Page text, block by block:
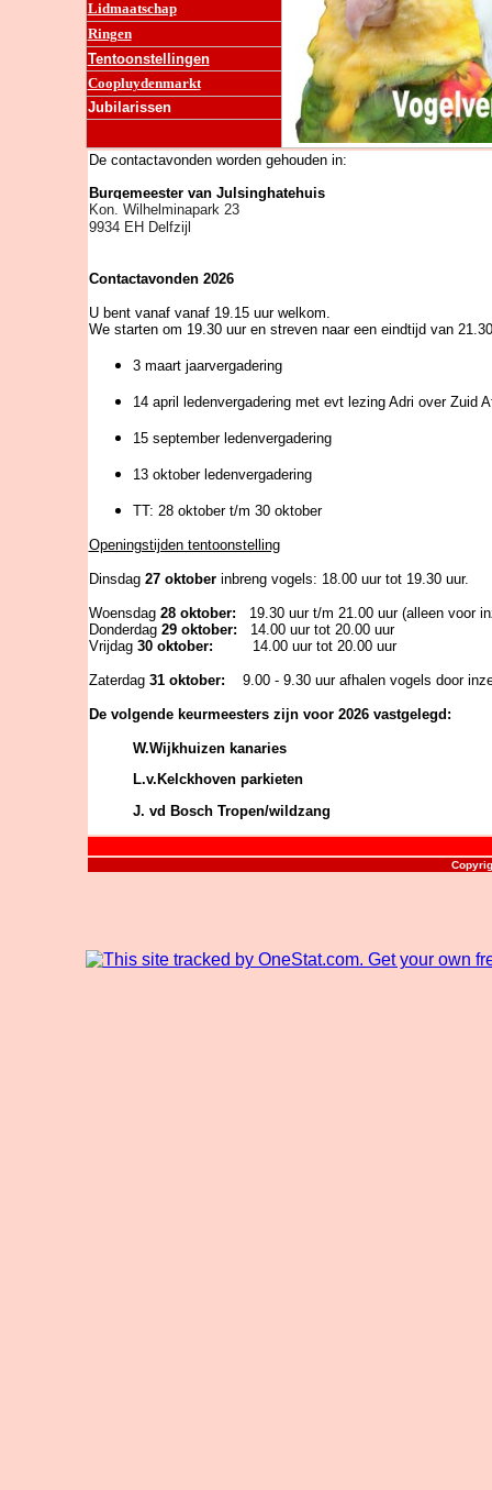
Lidmaatschap
Ringen
Tentoonstellingen
Coopluydenmarkt
Jubilarissen
De contactavonden worden gehouden in:
Burgemeester van Julsinghatehuis
Kon. Wilhelminapark 23
9934 EH Delfzijl
Contactavonden 2026
U bent vanaf vanaf 19.15 uur welkom.
We starten om 19.30 uur en streven naar een eindtijd van
3 maart jaarvergadering
14 april ledenvergadering met evt lezing Adri over Zuid
15 september ledenvergadering
13 oktober ledenvergadering
TT: 28 oktober t/m 30 oktober
Openingstijden tentoonstelling
Dinsdag 27 oktoberinbreng vogels: 18.00 uur tot 19.30 uur.
Woensdag 28 oktober: 19.30 uur t/m 21.00 uur (alleen voor
Donderdag 29oktober:
14.00 uur tot 20.00 uur
Vrijdag 30oktober: 14.00 uur tot 20.00 uur
Zaterdag 31 oktober: 9.00 - 9.30 uur afhalen vogels door
De volgende keurmeesters zijn voor 2026 vastgelegd:
W.Wijkhuizen kanaries
L.v.Kelckhoven parkieten
J. vd Bosch Tropen/wildzang